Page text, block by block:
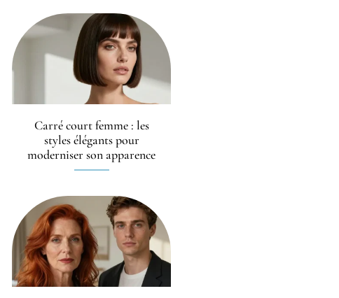
Carré court femme : les
styles élégants pour
moderniser son apparence